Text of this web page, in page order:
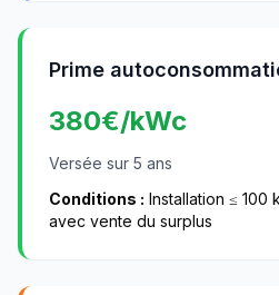
Prime
380€/kWc
Versée sur 5 ans
Conditions : Installation ≤ 100
avec vente du surplus